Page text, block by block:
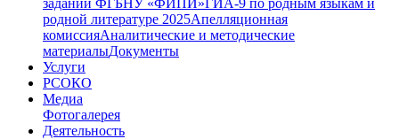
заданий ФГБНУ «ФИПИ»ГИА-9 по родным языкам и
родной литературе 2025Апелляционная
комиссияАналитические и методические
материалыДокументы
Услуги
РСОКО
Медиа
Фотогалерея
Деятельность